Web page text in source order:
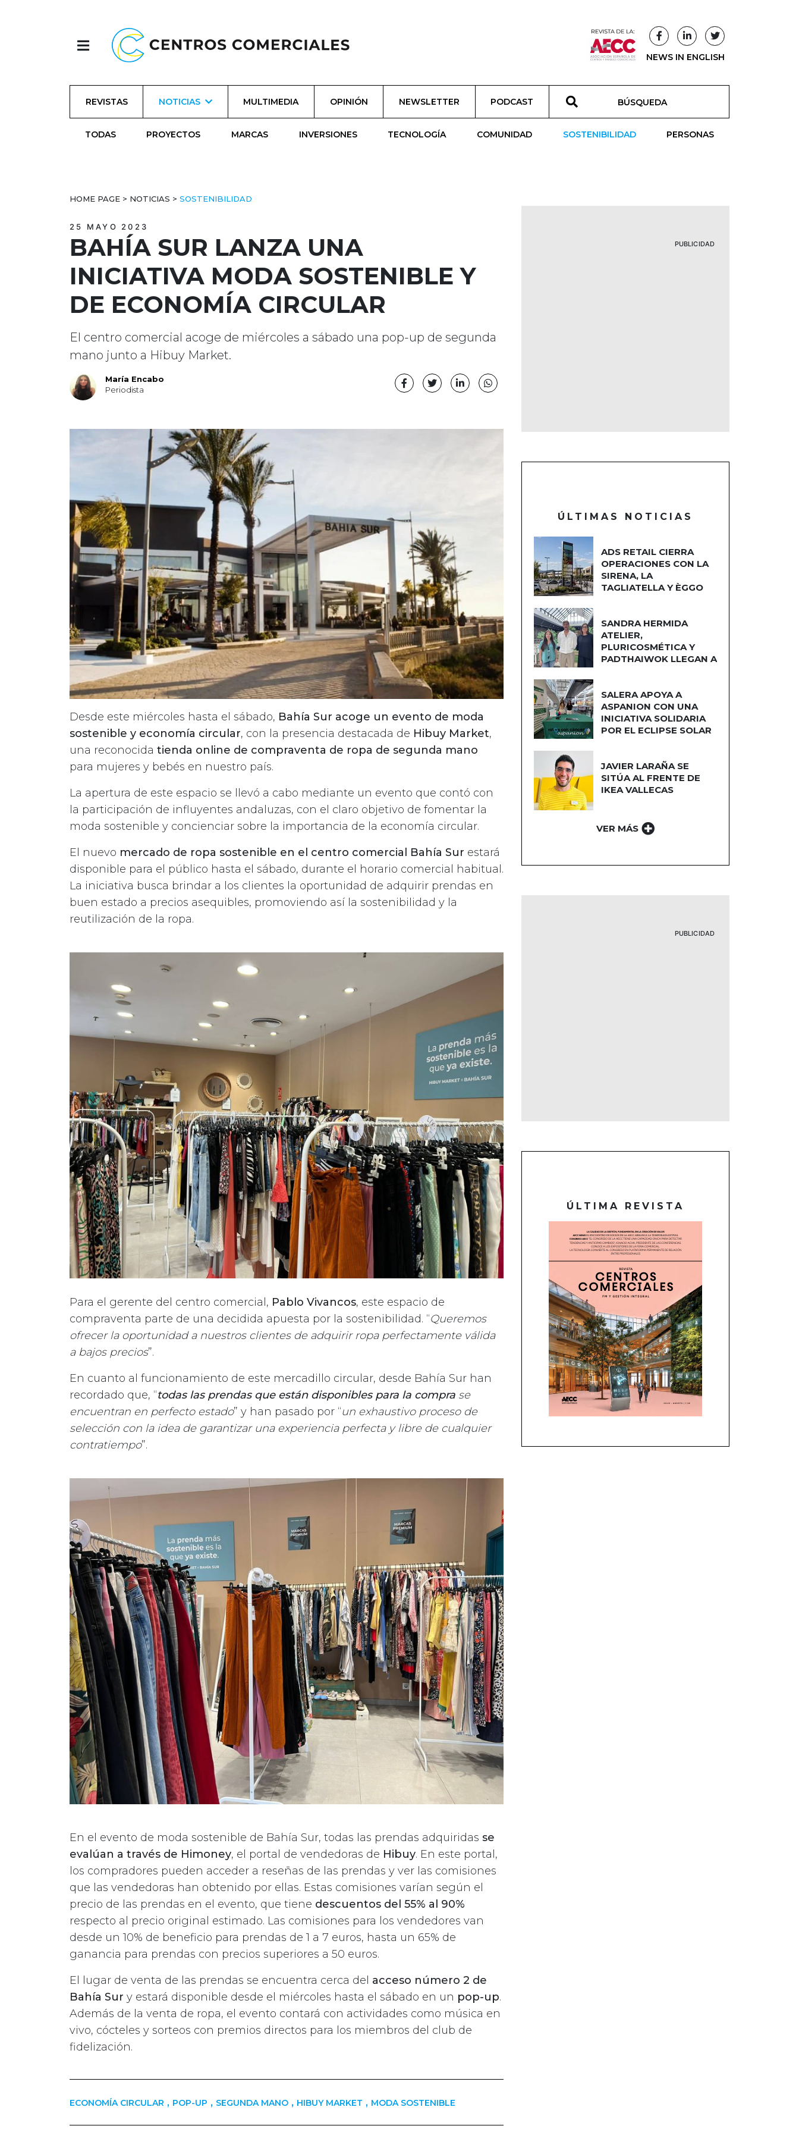
NEWS IN ENGLISH
REVISTAS NOTICIAS MULTIMEDIA OPINIÓN NEWSLETTER PODCAST
TODAS PROYECTOS MARCAS INVERSIONES TECNOLOGÍA COMUNIDAD SOSTENIBILIDAD PERSONAS
HOME PAGE > NOTICIAS > SOSTENIBILIDAD
25 MAYO 2023
BAHÍA SUR LANZA UNA
INICIATIVA MODA SOSTENIBLE Y
DE ECONOMÍA CIRCULAR
El centro comercial acoge de miércoles a sábado una pop-up de segunda
mano junto a Hibuy Market.
María Encabo
Periodista
Desde este miércoles hasta el sábado, Bahía Sur acoge un evento de moda
sostenible y economía circular, con la presencia destacada de Hibuy Market,
una reconocida tienda online de compraventa de ropa de segunda mano
para mujeres y bebés en nuestro país.
La apertura de este espacio se llevó a cabo mediante un evento que contó con
la participación de influyentes andaluzas, con el claro objetivo de fomentar la
moda sostenible y concienciar sobre la importancia de la economía circular.
El nuevo mercado de ropa sostenible en el centro comercial Bahía Sur estará
disponible para el público hasta el sábado, durante el horario comercial habitual.
La iniciativa busca brindar a los clientes la oportunidad de adquirir prendas en
buen estado a precios asequibles, promoviendo así la sostenibilidad y la
reutilización de la ropa.
Para el gerente del centro comercial, Pablo Vivancos, este espacio de
compraventa parte de una decidida apuesta por la sostenibilidad. “Queremos
ofrecer la oportunidad a nuestros clientes de adquirir ropa perfectamente válida
a bajos precios”.
En cuanto al funcionamiento de este mercadillo circular, desde Bahía Sur han
recordado que, “todas las prendas que están disponibles para la compra se
encuentran en perfecto estado” y han pasado por “un exhaustivo proceso de
selección con la idea de garantizar una experiencia perfecta y libre de cualquier
contratiempo”.
En el evento de moda sostenible de Bahía Sur, todas las prendas adquiridas se
evalúan a través de Himoney, el portal de vendedoras de Hibuy. En este portal,
los compradores pueden acceder a reseñas de las prendas y ver las comisiones
que las vendedoras han obtenido por ellas. Estas comisiones varían según el
precio de las prendas en el evento, que tiene descuentos del 55% al 90%
respecto al precio original estimado. Las comisiones para los vendedores van
desde un 10% de beneficio para prendas de 1 a 7 euros, hasta un 65% de
ganancia para prendas con precios superiores a 50 euros.
El lugar de venta de las prendas se encuentra cerca del acceso número 2 de
Bahía Sur y estará disponible desde el miércoles hasta el sábado en un pop-up.
Además de la venta de ropa, el evento contará con actividades como música en
vivo, cócteles y sorteos con premios directos para los miembros del club de
fidelización.
ECONOMÍA CIRCULAR , POP-UP , SEGUNDA MANO , HIBUY MARKET , MODA SOSTENIBLE
PUBLICIDAD
ÚLTIMAS NOTICIAS
ADS RETAIL CIERRA
OPERACIONES CON LA
SIRENA, LA
TAGLIATELLA Y ÈGGO
SANDRA HERMIDA
ATELIER,
PLURICOSMÉTICA Y
PADTHAIWOK LLEGAN A
SALERA APOYA A
ASPANION CON UNA
INICIATIVA SOLIDARIA
POR EL ECLIPSE SOLAR
JAVIER LARAÑA SE
SITÚA AL FRENTE DE
IKEA VALLECAS
VER MÁS
PUBLICIDAD
ÚLTIMA REVISTA